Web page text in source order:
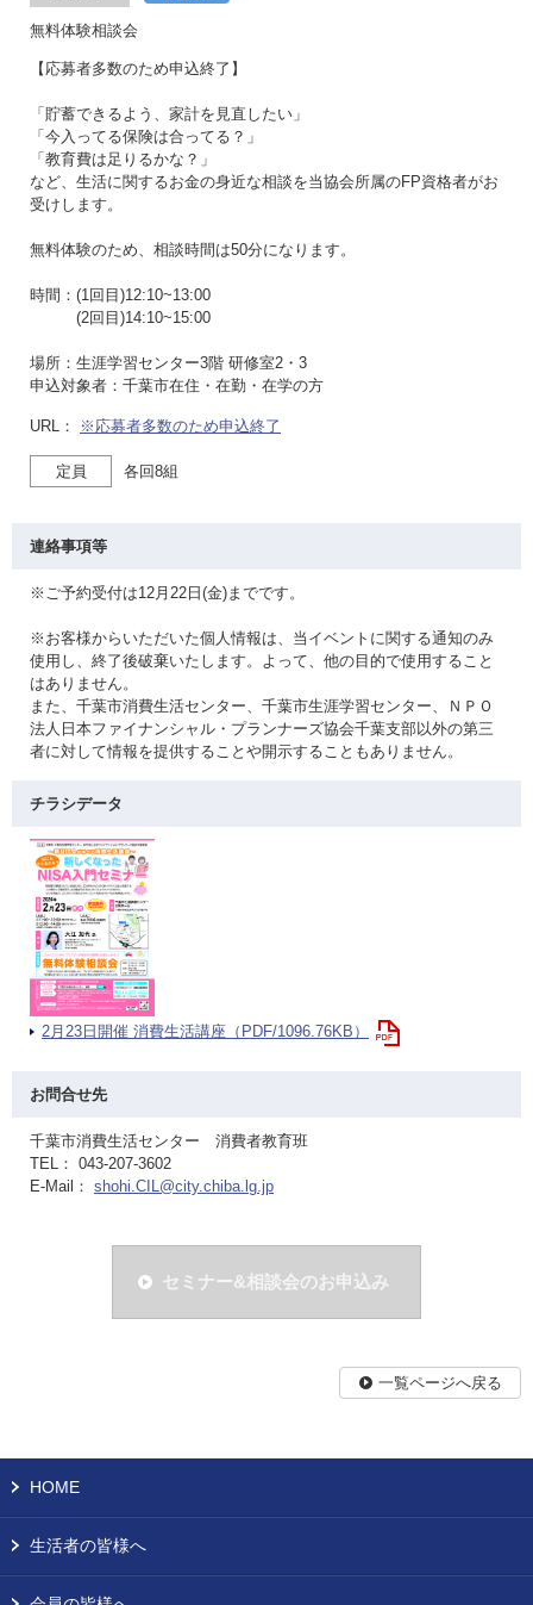
無料体験相談会
【応募者多数のため申込終了】
「貯蓄できるよう、家計を見直したい」
「今入ってる保険は合ってる？」
「教育費は足りるかな？」
など、生活に関するお金の身近な相談を当協会所属のFP資格者がお
受けします。
無料体験のため、相談時間は50分になります。
時間：(1回目)12:10~13:00
(2回目)14:10~15:00
場所：生涯学習センター3階 研修室2・3
申込対象者：千葉市在住・在勤・在学の方
URL： ※応募者多数のため申込終了
定員 各回8組
連絡事項等
※ご予約受付は12月22日(金)までです。
※お客様からいただいた個人情報は、当イベントに関する通知のみ
使用し、終了後破棄いたします。よって、他の目的で使用すること
はありません。
また、千葉市消費生活センター、千葉市生涯学習センター、ＮＰＯ
法人日本ファイナンシャル・プランナーズ協会千葉支部以外の第三
者に対して情報を提供することや開示することもありません。
チラシデータ
2月23日開催 消費生活講座（PDF/1096.76KB）
お問合せ先
千葉市消費生活センター 消費者教育班
TEL： 043-207-3602
E-Mail： shohi.CIL@city.chiba.lg.jp
セミナー&相談会のお申込み
一覧ページへ戻る
HOME
生活者の皆様へ